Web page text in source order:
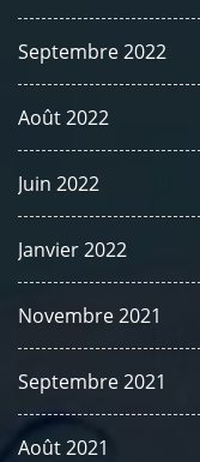
Septembre 2022
Août 2022
Juin 2022
Janvier 2022
Novembre 2021
Septembre 2021
Août 2021